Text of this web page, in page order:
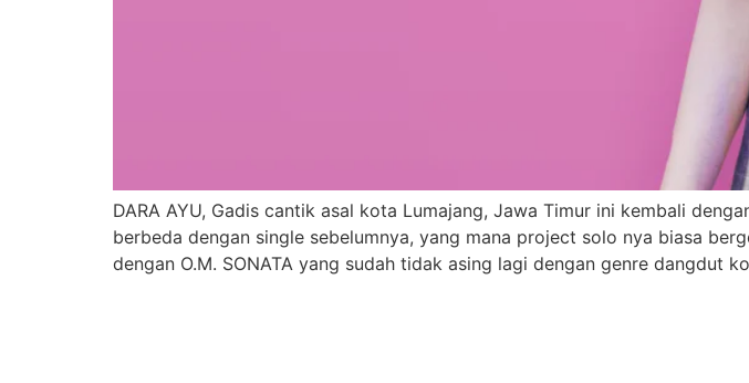
DARA AYU, Gadis cantik asal kota Lumajang, Jawa Timur ini kembali
berbeda dengan single sebelumnya, yang mana project solo nya biasa
dengan O.M. SONATA yang sudah tidak asing lagi dengan genre dangdut